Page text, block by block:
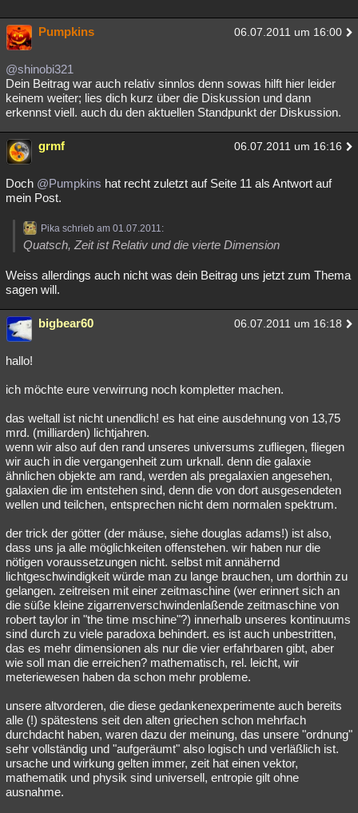
Pumpkins 06.07.2011 um 16:00
@shinobi321
Dein Beitrag war auch relativ sinnlos denn sowas hilft hier leider
keinem weiter; lies dich kurz über die Diskussion und dann
erkennst viell. auch du den aktuellen Standpunkt der Diskussion.
grmf 06.07.2011 um 16:16
Doch @Pumpkins hat recht zuletzt auf Seite 11 als Antwort auf
mein Post.
Pika schrieb am 01.07.2011:
Quatsch, Zeit ist Relativ und die vierte Dimension
Weiss allerdings auch nicht was dein Beitrag uns jetzt zum Thema
sagen will.
bigbear60 06.07.2011 um 16:18
hallo!
ich möchte eure verwirrung noch kompletter machen.
das weltall ist nicht unendlich! es hat eine ausdehnung von 13,75
mrd. (milliarden) lichtjahren.
wenn wir also auf den rand unseres universums zufliegen, fliegen
wir auch in die vergangenheit zum urknall. denn die galaxie
ähnlichen objekte am rand, werden als pregalaxien angesehen,
galaxien die im entstehen sind, denn die von dort ausgesendeten
wellen und teilchen, entsprechen nicht dem normalen spektrum.
der trick der götter (der mäuse, siehe douglas adams!) ist also,
dass uns ja alle möglichkeiten offenstehen. wir haben nur die
nötigen voraussetzungen nicht. selbst mit annähernd
lichtgeschwindigkeit würde man zu lange brauchen, um dorthin zu
gelangen. zeitreisen mit einer zeitmaschine (wer erinnert sich an
die süße kleine zigarrenverschwindenlaßende zeitmaschine von
robert taylor in "the time mschine"?) innerhalb unseres kontinuums
sind durch zu viele paradoxa behindert. es ist auch unbestritten,
das es mehr dimensionen als nur die vier erfahrbaren gibt, aber
wie soll man die erreichen? mathematisch, rel. leicht, wir
meteriewesen haben da schon mehr probleme.
unsere altvorderen, die diese gedankenexperimente auch bereits
alle (!) spätestens seit den alten griechen schon mehrfach
durchdacht haben, waren dazu der meinung, das unsere "ordnung"
sehr vollständig und "aufgeräumt" also logisch und verläßlich ist.
ursache und wirkung gelten immer, zeit hat einen vektor,
mathematik und physik sind universell, entropie gilt ohne
ausnahme.